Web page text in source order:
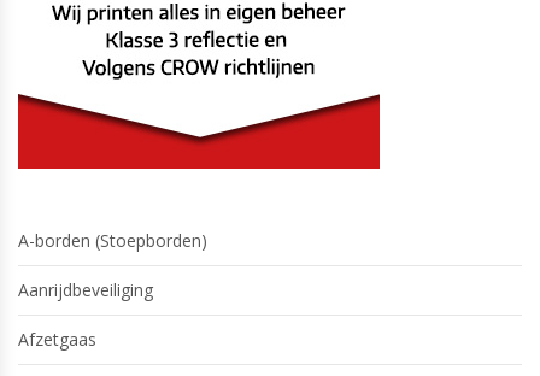
A-borden (Stoepborden)
Aanrijdbeveiliging
Afzetgaas